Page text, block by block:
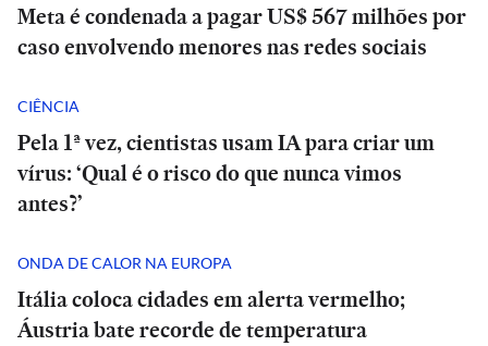
Meta é condenada a pagar US$ 567 milhões por
caso envolvendo menores nas redes sociais
CIÊNCIA
Pela 1ª vez, cientistas usam IA para criar um
vírus: ‘Qual é o risco do que nunca vimos
antes?’
ONDA DE CALOR NA EUROPA
Itália coloca cidades em alerta vermelho;
Áustria bate recorde de temperatura